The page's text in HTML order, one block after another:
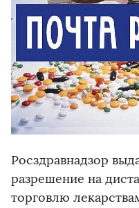
Росздравнадзор
разрешение на
торговлю